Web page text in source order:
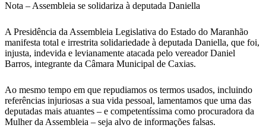
Nota – Assembleia se solidariza à deputada Daniella
A Presidência da Assembleia Legislativa do Estado do Maranhão
manifesta total e irrestrita solidariedade à deputada Daniella, que foi,
injusta, indevida e levianamente atacada pelo vereador Daniel
Barros, integrante da Câmara Municipal de Caxias.
Ao mesmo tempo em que repudiamos os termos usados, incluindo
referências injuriosas a sua vida pessoal, lamentamos que uma das
deputadas mais atuantes – e competentíssima como procuradora da
Mulher da Assembleia – seja alvo de informações falsas.